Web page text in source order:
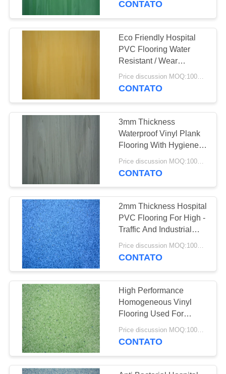
Vinyl Click System
Flooring (Sistema
de Clique em Vinil)
37
revestimento
colocado fraco do
vinil
revestimento do vinil
do spc
26
Pavimentos em
CONTATO
Eco Friendly Hospital
PVC Flooring Water
Resistant / Wear
Resistant Available
Price discussion MOQ:100SQM
CONTATO
3mm Thickness
Waterproof Vinyl Plank
Flooring With Hygiene
Treatment
CONTATO
2mm Thickness Hospital
PVC Flooring For High -
Traffic And Industrial
Areas
Price discussion MOQ:100SQM
CONTATO
High Performance
Homogeneous Vinyl
Flooring Used For
Hospital 2*20m
Price discussion MOQ:100SQM
CONTATO